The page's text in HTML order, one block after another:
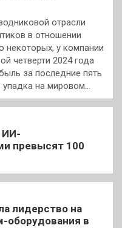
отрасли
в отношении
некоторых, у компании
четверти 2024 года
за последние пять
упадка на мировом…
ИИ-
превысят 100
лидерство на
оборудования в